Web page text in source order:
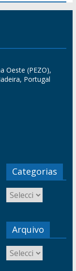
Oeste (PEZO),
Portugal
Categorias
Arquivo